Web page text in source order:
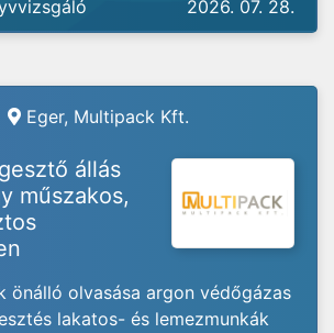
2026. 07. 28.
Eger, Multipack Kft.
állás
műszakos,
önálló olvasása argon védőgázas
lakatos- és lemezmunkák